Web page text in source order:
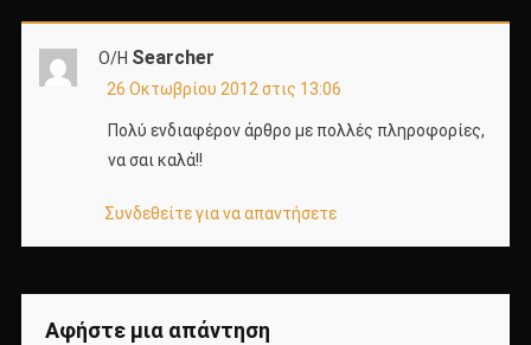
Ο/Η Searcher
26 Οκτωβρίου 2012 στις 13:06
Πολύ ενδιαφέρον άρθρο με πολλές πληροφορίες,
να σαι καλά!!
Συνδεθείτε για να απαντήσετε
Αφήστε μια απάντηση